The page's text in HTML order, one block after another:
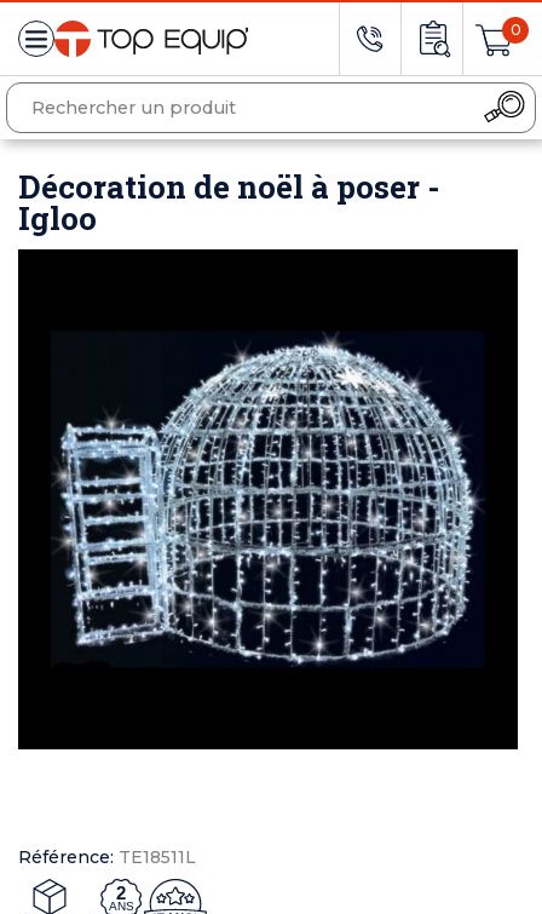
0
Décoration de noël à poser -
Igloo
Référence: TE18511L
2
ANS